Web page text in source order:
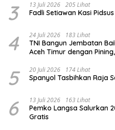
3 13 Juli 2026 205 Lihat
Fadli Setiawan Kasi
4 24 Juli 2026 183 Lihat
TNI Bangun Jembatan
Aceh Timur dengan
5 20 Juli 2026 174 Lihat
Spanyol Tasbihkan Raja
6 13 Juli 2026 163 Lihat
Pemko Langsa Salurkan
Gratis